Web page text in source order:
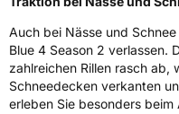
3PMSF /
EPREL ID1737182
Allgemeine
Auch bei Nässe und
Blue 4 Season 2 verlassen.
zahlreichen Rillen rasch ab,
Schneedecken verkanten
erleben Sie besonders beim